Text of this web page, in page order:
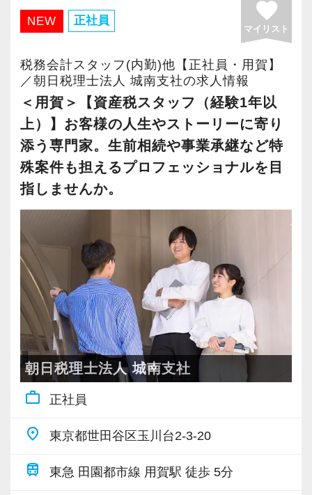
ます】
キャリアステップは等級制（1〜6等級）で、求
められる業務レベルや役割を明確にしていま
す。目標設定がしやすく、成長を実感しながら
ステップアップが可能です。
昇級は年に2回の自己申請制で何度でもチャレン
ジできます。
【定期的な班替えや席替えで、より多くのこと
を学べる体制！】
当社ではフリーアドレスと固定席を併用しなが
ら業務を行っています。
そのなかで定期的な席替えやチームの班替えを
実施。得意分野や経験の異なる様々な人と一緒
に仕事を行うことで、より柔軟かつ多彩なノウ
ハウや知識を身に付けられる体制を整えていま
す。
また関西・関東とそれぞれの拠点での交流もあ
り、オンライン・オフラインを問わず気軽に話
し合える社風です。
【各種社会保険完備、ユニークな手当制度あ
社会保険等の一般的な福利厚生の他に、各種手
ています】
積み重ねてこられた知識と経験を生かして、さ
きる職場です。
新たなマネージャー候補として、将来的にオフ
ィスを任せられる方の力を求めています。
税理士資格がなくてもOK！
やる気とコミュニケーション能力を重視しま
す。
税理士はサービス業です。誠実に仕事を行い、
お客様に満足していただくことを大事にしてく
れる方を求めています。
スキルと経験に合わせてキャリアを重ねつつ、
部下のマネジメントも少しずつお任せして自信
を持っていけるよう私たちもバックアップしま
す。
最初は自信が無くても意欲があれば大丈夫で
す。
ちしています！
【こんな方を求めています】
長年の実績とノウハウにより多くのご紹介をい
ただけるため、多くのご紹介をいただいて、業
士業や金融機関・大手ハウスメーカーなどのス
テークホルダーから案件紹介のネットワークを
確立しています。
当法人はご紹介頂いたお客様の課題を解決する
ことで成長を続けています。
その実現に向けて、多彩な経験と意欲のある優
秀な人材をどんどん増やしていきたいと思って
います。
【効率&チームワークを大事にしながら仕事をし
ています！】
各種申告業務・資産税・相続・コンサルなど、
様々な得意分野を持つメンバーと連携して業務
を進めることで知見やキャリアを広げることが
できます。
がら新しい領域に挑戦できるのは総合型で多く
生前の相続対策や土地の有効活用、事業承継な
どのコンサルティング業務を手掛けることも可
能。
民法・会社法・建築基準法など、税務や財務な
どだけでなく税務会計以外にも幅広い知識を身
に付けられます。
さまざまな士業と連携しながら、その中心とし
て主役になれるのが当法人における資産税スタ
【雑誌等に何度も取り上げられている大手会計
事務所です！】
朝日税理士法人（東京）の従業員数が234名。
順調に規模を拡大し、成長を続けています。
経済誌でも規模の大きい会計事務所として頻繁
にランクインしている事務所です。
経営理念は「Smile & Smile & Smile」。
大切にします。
ご紹介のネットワークとなるステークホルダー
NEW 正社員 favorite
マイリスト
税務会計スタッフ(内勤)他【正社員・用賀】
／朝日税理士法人 城南支社の求人情報
＜用賀＞【資産税スタッフ（経験1年以
上）】お客様の人生やストーリーに寄り
添う専門家。生前相続や事業承継など特
殊案件も担えるプロフェッショナルを目
指しませんか。
朝日税理士法人 城南支社
work_outline 正社員
place 東京都世田谷区玉川台2-3-20
train 東急 田園都市線 用賀駅 徒歩 5分